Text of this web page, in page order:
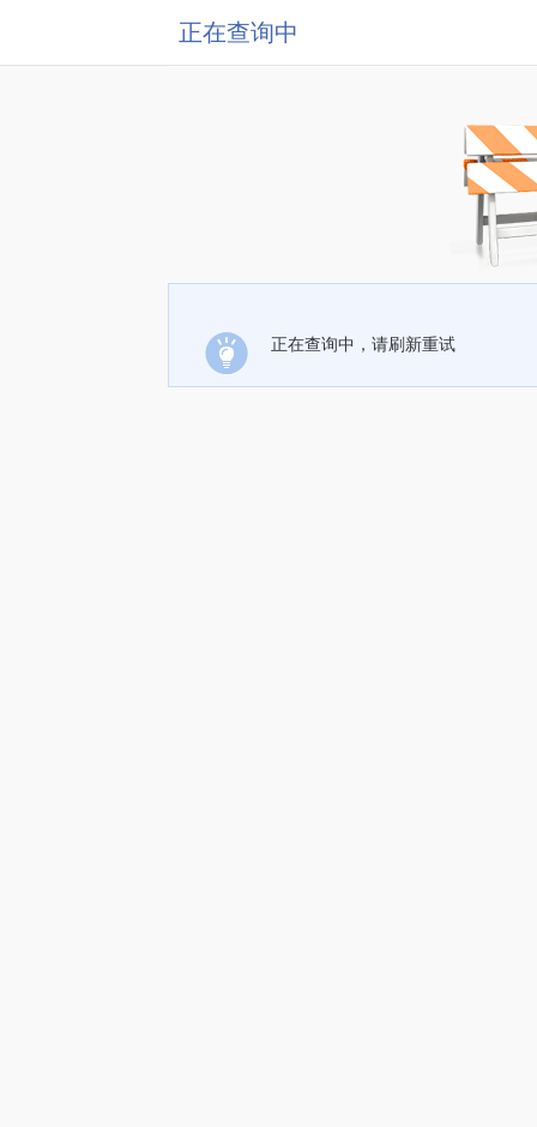
正在查询中
正在查询中，请刷新重试